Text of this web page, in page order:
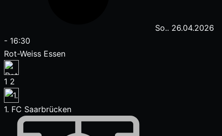
So.. 26.04.2026
- 16:30
Rot-Weiss Essen
1 2
1. FC Saarbrücken